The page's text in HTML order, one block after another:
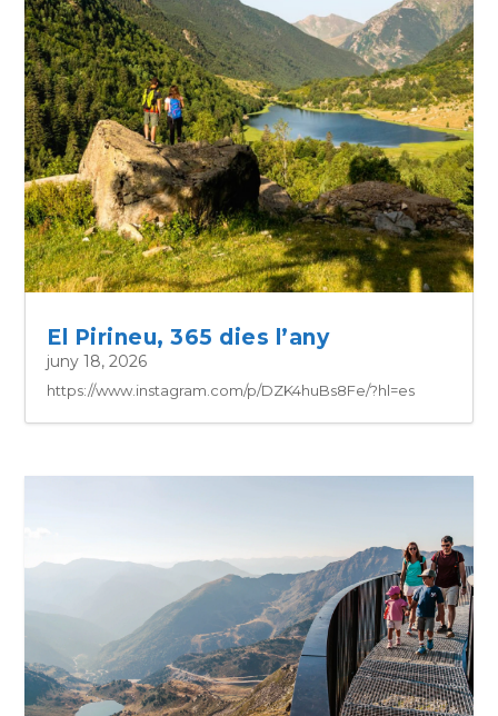
El Pirineu, 365 dies l’any
juny 18, 2026
https://www.instagram.com/p/DZK4huBs8Fe/?hl=es